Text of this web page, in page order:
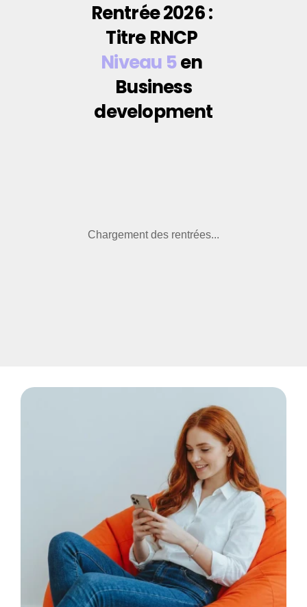
Rentrée 2026 :
Titre RNCP
Niveau 5 en
Business
development
Chargement des rentrées...